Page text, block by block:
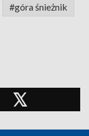
#góra śnieżnik